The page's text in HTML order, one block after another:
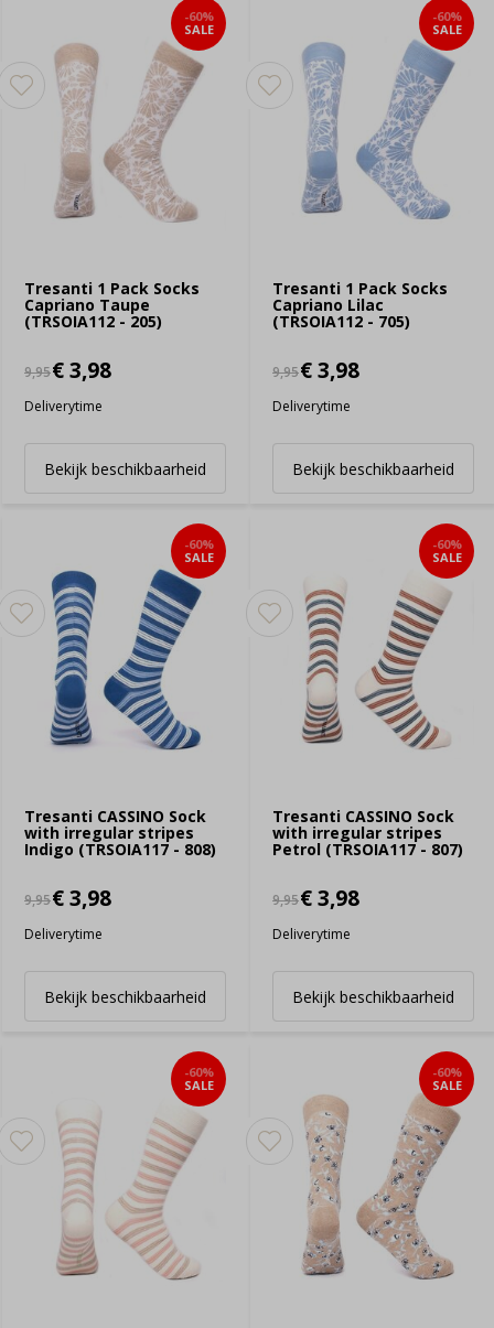
Tresanti 1 Pack Socks
Capriano Taupe
(TRSOIA112 - 205)
-60%
SALE
9,95€ 3,98
Deliverytime
Bekijk beschikbaarheid
Tresanti 1 Pack Socks
Capriano Lilac
(TRSOIA112 - 705)
-60%
SALE
9,95€ 3,98
Deliverytime
Bekijk beschikbaarheid
Tresanti CASSINO Sock
with irregular stripes
Indigo (TRSOIA117 - 808)
-60%
SALE
9,95€ 3,98
Deliverytime
Bekijk beschikbaarheid
Tresanti CASSINO Sock
with irregular stripes
Petrol (TRSOIA117 - 807)
-60%
SALE
9,95€ 3,98
Deliverytime
Bekijk beschikbaarheid
-60%
SALE
-60%
SALE